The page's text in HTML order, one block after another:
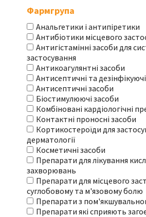
Фармгрупа
Анальгетики і антипіретики
Антибіотики місцевого
Антигістамінні засоби для
застосування
Антикоагулянтні засоби
Антисептичні та
Антисептичні засоби
Біостимулюючі засоби
Комбіновані кардіологічні
Контактні проносні засоби
Кортикостероїди для
дерматології
Косметичні засоби
Препарати для лікування
захворювань
Препарати для місцевого
суглобовому та м'язовому болю
Препарати з
Препарати які сприяють